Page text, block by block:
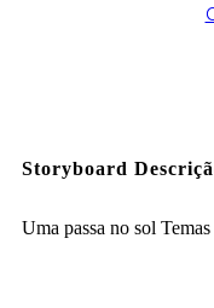
Storyboard
Uma passa no sol